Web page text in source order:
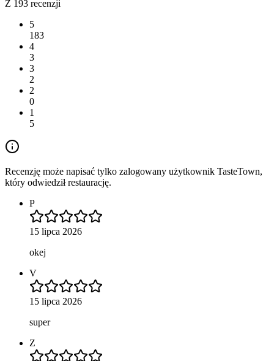
Z 193 recenzji
5
183
4
3
3
2
2
0
1
5
Recenzję może napisać tylko zalogowany użytkownik TasteTown,
który odwiedził restaurację.
P
15 lipca 2026
okej
V
15 lipca 2026
super
Z